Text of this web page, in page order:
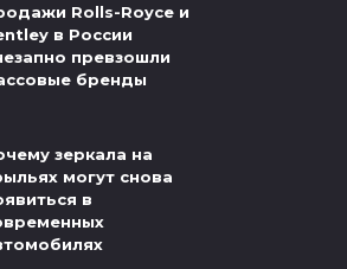
Rolls-Royce и
в России
превзошли
бренды
зеркала на
могут снова
в